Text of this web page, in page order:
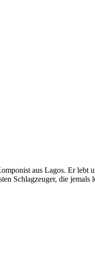
aus Lagos. Er
Schlagzeuger, die jemals